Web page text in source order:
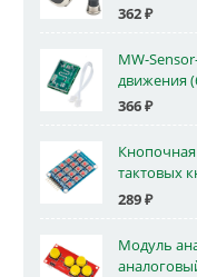
362₽
MW-
движения
366₽
тактовых
289₽
Модуль